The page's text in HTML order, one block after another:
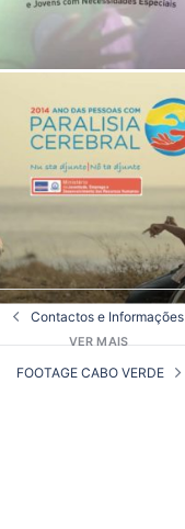
VER MAIS
Contactos e Informações
FOOTAGE CABO VERDE